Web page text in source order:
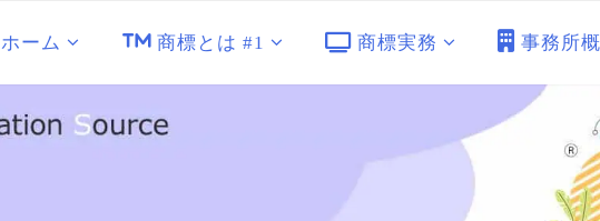
ホーム 商標とは #1 商標実務 事務所